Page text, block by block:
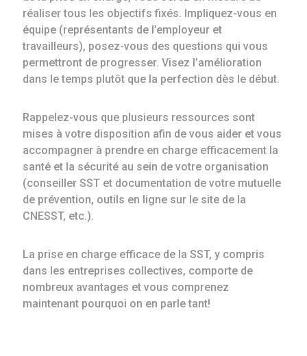
réaliser tous les objectifs fixés. Impliquez-vous en
équipe (représentants de l’employeur et
travailleurs), posez-vous des questions qui vous
permettront de progresser. Visez l’amélioration
dans le temps plutôt que la perfection dès le début.
Rappelez-vous que plusieurs ressources sont
mises à votre disposition afin de vous aider et vous
accompagner à prendre en charge efficacement la
santé et la sécurité au sein de votre organisation
(conseiller SST et documentation de votre mutuelle
de prévention, outils en ligne sur le site de la
CNESST, etc.).
La prise en charge efficace de la SST, y compris
dans les entreprises collectives, comporte de
nombreux avantages et vous comprenez
maintenant pourquoi on en parle tant!